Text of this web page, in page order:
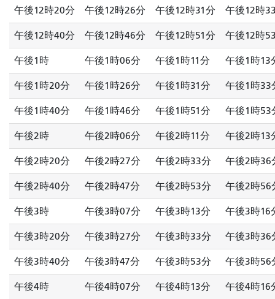
午後12時20分 午後12時26分 午後12時31分 午後12時
午後12時40分 午後12時46分 午後12時51分 午後12時
午後1時 午後1時06分 午後1時11分 午後1時13
午後1時20分 午後1時26分 午後1時31分 午後1時33
午後1時40分 午後1時46分 午後1時51分 午後1時53
午後2時 午後2時06分 午後2時11分 午後2時13
午後2時20分 午後2時27分 午後2時33分 午後2時36
午後2時40分 午後2時47分 午後2時53分 午後2時56
午後3時 午後3時07分 午後3時13分 午後3時16
午後3時20分 午後3時27分 午後3時33分 午後3時36
午後3時40分 午後3時47分 午後3時53分 午後3時56
午後4時 午後4時07分 午後4時13分 午後4時16